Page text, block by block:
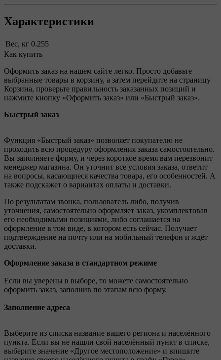
Характеристики
Вес, кг 0.255
Как купить
Оформить заказ на нашем сайте легко. Просто добавьте
выбранные товары в корзину, а затем перейдите на страницу
Корзина, проверьте правильность заказанных позиций и
нажмите кнопку «Оформить заказ» или «Быстрый заказ».
Быстрый заказ
Функция «Быстрый заказ» позволяет покупателю не
проходить всю процедуру оформления заказа самостоятельно.
Вы заполняете форму, и через короткое время вам перезвонит
менеджер магазина. Он уточнит все условия заказа, ответит
на вопросы, касающиеся качества товара, его особенностей. А
также подскажет о вариантах оплаты и доставки.
По результатам звонка, пользователь либо, получив
уточнения, самостоятельно оформляет заказ, укомплектовав
его необходимыми позициями, либо соглашается на
оформление в том виде, в котором есть сейчас. Получает
подтверждение на почту или на мобильный телефон и ждёт
доставки.
Оформление заказа в стандартном режиме
Если вы уверены в выборе, то можете самостоятельно
оформить заказ, заполнив по этапам всю форму.
Заполнение адреса
Выберите из списка название вашего региона и населённого
пункта. Если вы не нашли свой населённый пункт в списке,
выберите значение «Другое местоположение» и впишите